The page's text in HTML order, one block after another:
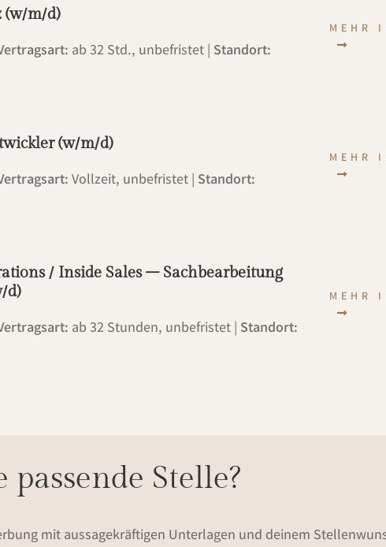
(w/m/d)
ab 32 Std., unbefristet | Standort:
MEHR
(w/m/d)
Vollzeit, unbefristet | Standort:
MEHR
/ Inside Sales – Sachbearbeitung
d)
ab 32 Stunden, unbefristet | Standort:
MEHR
Stelle?
mit aussagekräftigen Unterlagen und deinem